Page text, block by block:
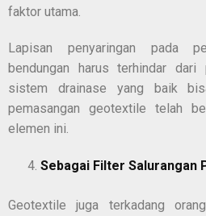
faktor utama.
Lapisan penyaringan pada
bendungan harus terhindar dari
sistem drainase yang baik
pemasangan geotextile telah
elemen ini.
Sebagai Filter Salurangan
Geotextile juga terkadang